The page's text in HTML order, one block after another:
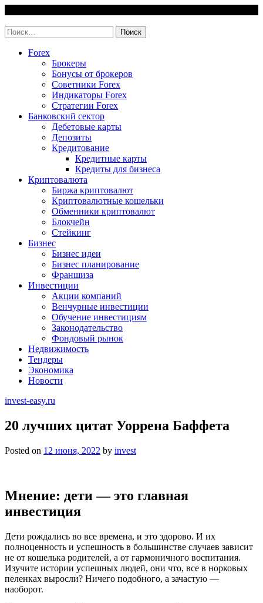
content
Найти:
Forex
Брокеры
Бонусы от брокеров
Советники Forex
Индикаторы Forex
Стратегии Forex
Банковский сектор
Дебетовые карты
Депозиты
Кредитование
Кредитные карты
Кредиты для бизнеса
Криптовалюта
Биржа криптовалют
Криптовалютные кошельки
Обменники криптовалют
Блокчейн
Стейкинг
Бизнес
Бизнес идеи
Бизнес планирование
Франшиза
Инвестиции
Акции компаний
Венчурные инвестиции
Обучение инвестициям
Законодательство
Фондовый рынок
Недвижимость
Тендеры
Экономика
Новости
invest-easy.ru
20 лучших цитат Уоррена Баффета
Posted on 12 июня, 2022 by invest
Мнение: дети — это главная
инвестиция
Дети рождались во все времена, и это здорово. И их
полноценность и успешность в большинстве случаев зависит
не от кошелька родителей, а от гармоничного воспитания.
Изучите истории успешных людей, они что, все в норковых
пеленках выросли? Ничего подобного, а зачастую —
наоборот.